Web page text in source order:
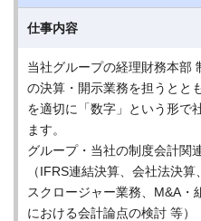
仕事内容
当社グループの経理財務本部
の決算・開示業務を担うとと
を適切に「数字」という形で
ます。
グループ・当社の制度会計関
（IFRS連結決算、会社法決
スクロージャー業務、M&A・
における会計論点の検討 等）